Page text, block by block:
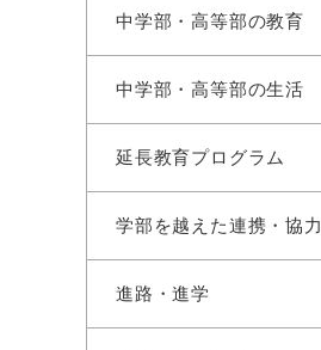
中学部・高等部の教育
中学部・高等部の生活
延長教育プログラム
学部を越えた連携・協力
進路・進学